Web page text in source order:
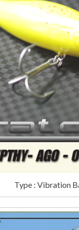
Type : Vibration